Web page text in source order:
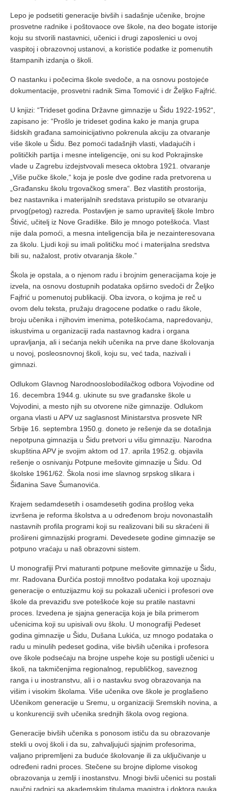
Lepo je podsetiti generacije bivših i sadašnje učenike, brojne
prosvetne radnike i poštovaoce ove škole, na deo bogate istorije
koju su stvorili nastavnici, učenici i drugi zaposlenici u ovoj
vaspitoj i obrazovnoj ustanovi, a koristiće podatke iz pomenutih
štampanih izdanja o školi.
O nastanku i počecima škole svedoče, a na osnovu postojeće
dokumentacije, prosvetni radnik Sima Tomović i dr Željko Fajfrić.
U knjizi: “Trideset godina Državne gimnazije u Šidu 1922-1952“,
zapisano je: “Prošlo je trideset godina kako je manja grupa
šidskih građana samoinicijativno pokrenula akciju za otvaranje
više škole u Šidu. Bez pomoći tadašnjih vlasti, vladajućih i
političkih partija i mesne inteligencije, oni su kod Pokrajinske
vlade u Zagrebu izdejstvovali meseca oktobra 1921. otvaranje
„Više pučke škole,“ koja je posle dve godine rada pretvorena u
„Građansku školu trgovačkog smera“. Bez vlastitih prostorija,
bez nastavnika i materijalnih sredstava pristupilo se otvaranju
prvog(petog) razreda. Postavljen je samo upravitelj škole Imbro
Štivić, učitelj iz Nove Gradiške. Bilo je mnogo poteškoća. Vlast
nije dala pomoći, a mesna inteligencija bila je nezainteresovana
za školu. Ljudi koji su imali političku moć i materijalna sredstva
bili su, nažalost, protiv otvaranja škole.”
Škola je opstala, a o njenom radu i brojnim generacijama koje je
izvela, na osnovu dostupnih podataka opširno svedoči dr Željko
Fajfrić u pomenutoj publikaciji. Oba izvora, o kojima je reč u
ovom delu teksta, pružaju dragocene podatke o radu škole,
broju učenika i njihovim imenima, poteškoćama, napredovanju,
iskustvima u organizaciji rada nastavnog kadra i organa
upravljanja, ali i sećanja nekih učenika na prve dane školovanja
u novoj, posleosnovnoj školi, koju su, već tada, nazivali i
gimnazi.
Odlukom Glavnog Narodnooslobodilačkog odbora Vojvodine od
16. decembra 1944.g. ukinute su sve građanske škole u
Vojvodini, a mesto njih su otvorene niže gimnazije. Odlukom
organa vlasti u APV uz saglasnost Ministarstva prosvete NR
Srbije 16. septembra 1950.g. doneto je rešenje da se dotašnja
nepotpuna gimnazija u Šidu pretvori u višu gimnaziju. Narodna
skupština APV je svojim aktom od 17. aprila 1952.g. objavila
rešenje o osnivanju Potpune mešovite gimnazije u Šidu. Od
školske 1961/62. Škola nosi ime slavnog srpskog slikara i
Šiđanina Save Šumanovića.
Кrajem sedamdesetih i osamdesetih godina prošlog veka
izvršena je reforma školstva a u određenom broju novonastalih
nastavnih profila programi koji su realizovani bili su skraćeni ili
prošireni gimnazijski programi. Devedesete godine gimnazije se
potpuno vraćaju u naš obrazovni sistem.
U monografiji Prvi maturanti potpune mešovite gimnazije u Šidu,
mr. Radovana Đurčića postoji mnoštvo podataka koji upoznaju
generacije o entuzijazmu koji su pokazali učenici i profesori ove
škole da prevaziđu sve poteškoće koje su pratile nastavni
proces. Izvedena je sjajna generacija koja je bila primerom
učenicima koji su upisivali ovu školu. U monografiji Pedeset
godina gimnazije u Šidu, Dušana Lukića, uz mnogo podataka o
radu u minulih pedeset godina, više bivših učenika i profesora
ove škole podsećaju na brojne uspehe koje su postigli učenici u
školi, na takmičenjima regionalnog, republičkog, saveznog
ranga i u inostranstvu, ali i o nastavku svog obrazovanja na
višim i visokim školama. Više učenika ove škole je proglašeno
Učenikom generacije u Sremu, u organizaciji Sremskih novina, a
u konkurenciji svih učenika srednjih škola ovog regiona.
Generacije bivših učenika s ponosom ističu da su obrazovanje
stekli u ovoj školi i da su, zahvaljujući sjajnim profesorima,
valjano pripremljeni za buduće školovanje ili za uključivanje u
određeni radni proces. Stečene su brojne diplome visokog
obrazovanja u zemlji i inostanstvu. Mnogi bivši učenici su postali
naučni radnici sa akademskim titulama magistra i doktora nauka